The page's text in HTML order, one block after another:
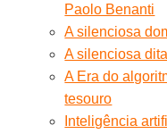
Paolo Benanti
A silenciosa
A silenciosa
A Era do
tesouro
Inteligência